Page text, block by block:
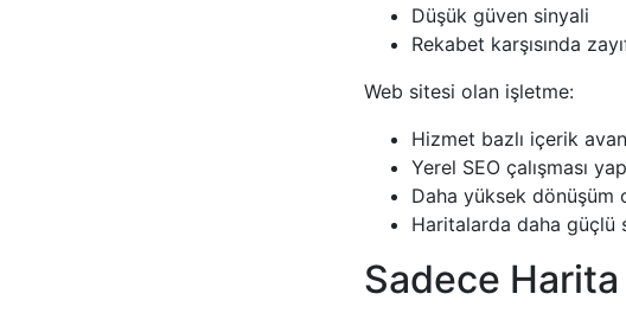
Düşük güven sinyali
Rekabet karşısında
Web sitesi olan işletme:
Hizmet bazlı içerik
Yerel SEO çalışması
Daha yüksek dönüşüm
Haritalarda daha güçlü
Sadece